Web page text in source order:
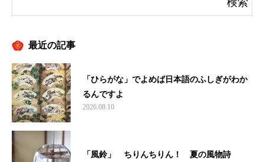
最近の記事
「ひらがな」でよめば日本語のふしぎがわか
るんですよ
2026.08.10
「風鈴」 ちりんちりん！ 夏の風物詩